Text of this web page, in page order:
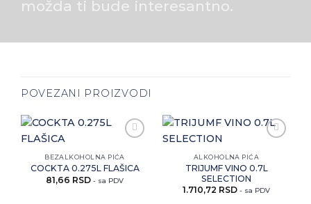
možda ti bude interesantno.
POVEZANI PROIZVODI
ovaj
artikal
BEZALKOHOLNA PIĆA
COCKTA 0.275L FLAŠICA
81,66 RSD - sa PDV
artikal
ALKOHOLNA PIĆA
TRIJUMF VINO 0.7L
SELECTION
1.710,72 RSD - sa PDV